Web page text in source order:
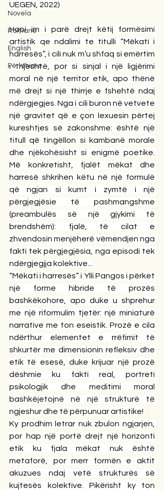
Novela
Romane
English
Përkthime
UEGEN, 2022)
Hapi im i parë drejt këtij formësimi
artistik qe ndalimi te titulli “Mëkati i
harresës”, i cili nuk m’u shfaq si emërtim
i thjeshtë, por si sinjal i një ligjërimi
moral në një territor etik, apo thënë
më drejt si një thirrje e fshehtë ndaj
ndërgjegjes. Nga i cili buron në vetvete
një gravitet që e çon lexuesin përtej
kureshtjes së zakonshme: është një
titull që tingëllon si kambanë morale
dhe njëkohësisht si enigmë poetike.
Më konkretisht, fjalët mëkat dhe
harresë shkrihen këtu në një formulë
që ngjan si kumt i zymtë i një
përgjegjësie të pashmangshme
(preambulës së një gjykimi të
brendshëm): fjalë, të cilat e
zhvendosin menjëherë vëmendjen nga
fakti tek përgjegjësia, nga episodi tek
ndërgjegjja kolektive...
“Mëkati i harresës” i Ylli Pangos i përket
një forme hibride të prozës
bashkëkohore, apo duke u shprehur
me një riformulim tjetër: një miniaturë
narrative me ton eseistik. Prozë e cila
ndërthur elementet e rrëfimit të
shkurtër me dimensionin refleksiv dhe
etik të esesë, duke krijuar një prozë
dëshmie ku fakti real, portreti
psikologjik dhe meditimi moral
bashkëjetojnë në një strukturë të
ngjeshur dhe të përpunuar artistike!
Ky prodhim letrar nuk zbulon ngjarjen,
por hap një portë drejt një horizonti
etik ku fjala mëkat nuk është
metaforë, por merr formën e aktit
akuzues ndaj vetë strukturës së
kujtesës kolektive. Pikërisht ky ton